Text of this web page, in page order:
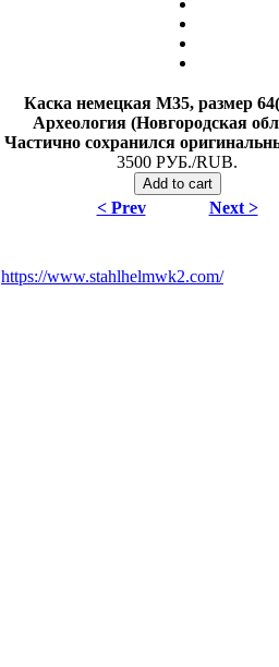
Каска немецкая М35, размер
Археология (Новгородская
Частично сохранился
3500 РУБ./RUB.
< Prev Next >
https://www.stahlhelmwk2.com/